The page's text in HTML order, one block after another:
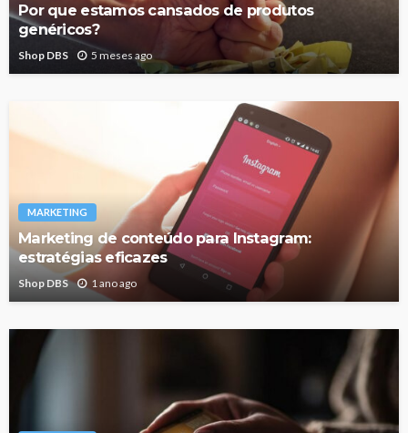
Por que estamos cansados de produtos
genéricos?
Shop DBS 5 meses ago
MARKETING
Marketing de conteúdo para Instagram:
estratégias eficazes
Shop DBS 1 ano ago